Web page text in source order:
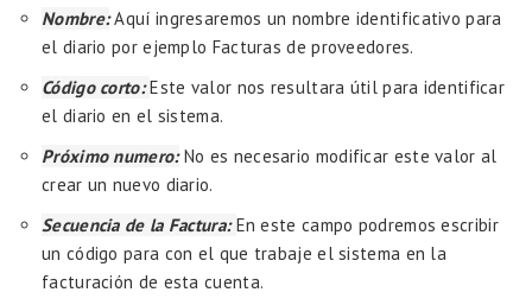
Nombre:Aquí ingresaremos un nombre identificativo para
el diario por ejemplo Facturas de proveedores.
Código corto: Este valor nos resultara útil para identificar
el diario en el sistema.
Próximo numero:No es necesario modificar este valor al
crear un nuevo diario.
Secuencia de la Factura: En este campo podremos escribir
un código para con el que trabaje el sistema en la
facturación de esta cuenta.